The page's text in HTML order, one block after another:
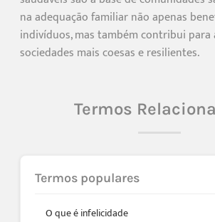
na adequação familiar não apenas
indivíduos, mas também contribui
sociedades mais coesas e resilientes.
Termos
Termos populares
O que é infelicidade